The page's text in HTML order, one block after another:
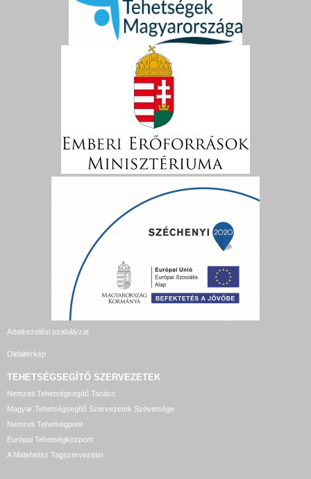
Adatkezelési szabályzat
Oldaltérkép
TEHETSÉGSEGÍTŐ SZERVEZETEK
Nemzeti Tehetségsegítő Tanács
Magyar Tehetségsegítő Szervezetek Szövetsége
Nemzeti Tehetségpont
Európai Tehetségközpont
A Matehetsz Tagszervezetei